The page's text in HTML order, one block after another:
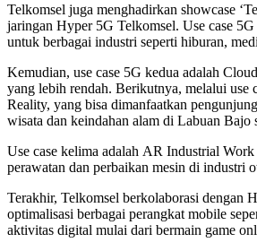
Telkomsel juga menghadirkan showcase
jaringan Hyper 5G Telkomsel. Use case
untuk berbagai industri seperti hiburan,
Kemudian, use case 5G kedua adalah
yang lebih rendah. Berikutnya, melalui use
Reality, yang bisa dimanfaatkan
wisata dan keindahan alam di Labuan Bajo
Use case kelima adalah AR Industrial
perawatan dan perbaikan mesin di industri
Terakhir, Telkomsel berkolaborasi dengan
optimalisasi berbagai perangkat mobile
aktivitas digital mulai dari bermain game